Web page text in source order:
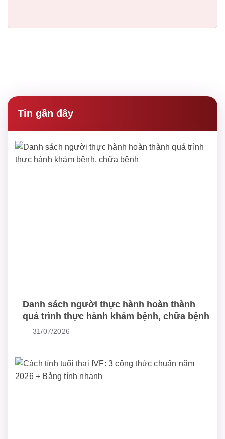
Tin gần đây
Danh sách người thực hành hoàn thành
quá trình thực hành khám bệnh, chữa bệnh
31/07/2026